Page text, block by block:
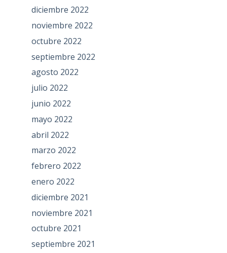
diciembre 2022
noviembre 2022
octubre 2022
septiembre 2022
agosto 2022
julio 2022
junio 2022
mayo 2022
abril 2022
marzo 2022
febrero 2022
enero 2022
diciembre 2021
noviembre 2021
octubre 2021
septiembre 2021